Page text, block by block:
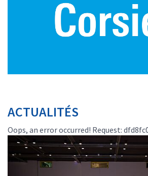
ACTUALITÉS
Oops, an error occurred! Request: